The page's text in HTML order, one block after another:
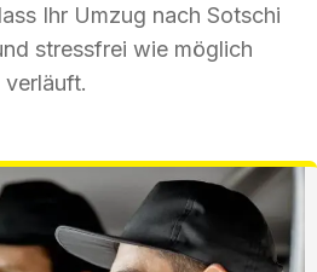
Ihr Umzug nach Sotschi
stressfrei wie möglich
verläuft.